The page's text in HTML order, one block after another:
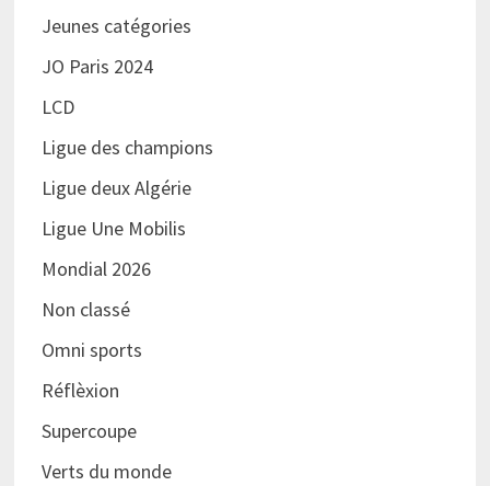
Jeunes catégories
JO Paris 2024
LCD
Ligue des champions
Ligue deux Algérie
Ligue Une Mobilis
Mondial 2026
Non classé
Omni sports
Réflèxion
Supercoupe
Verts du monde